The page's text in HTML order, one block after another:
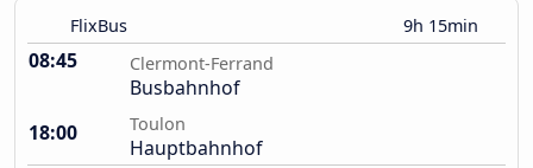
FlixBus 9h 15min
08:45 Clermont-Ferrand
Busbahnhof
18:00
Toulon
Hauptbahnhof